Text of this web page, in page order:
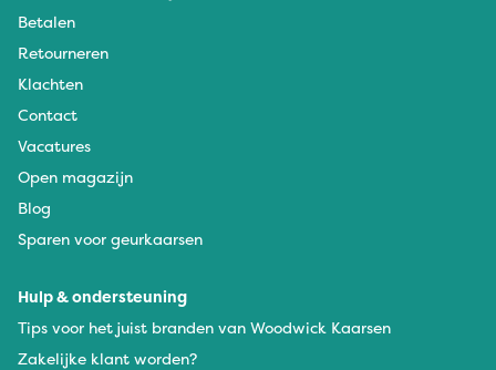
Betalen
Retourneren
Klachten
Contact
Vacatures
Open magazijn
Blog
Sparen voor geurkaarsen
Hulp & ondersteuning
Tips voor het juist branden van Woodwick Kaarsen
Zakelijke klant worden?